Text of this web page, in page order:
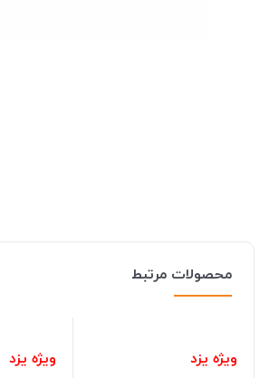
محصولات مرتبط
ویژه یزد ویژه یزد